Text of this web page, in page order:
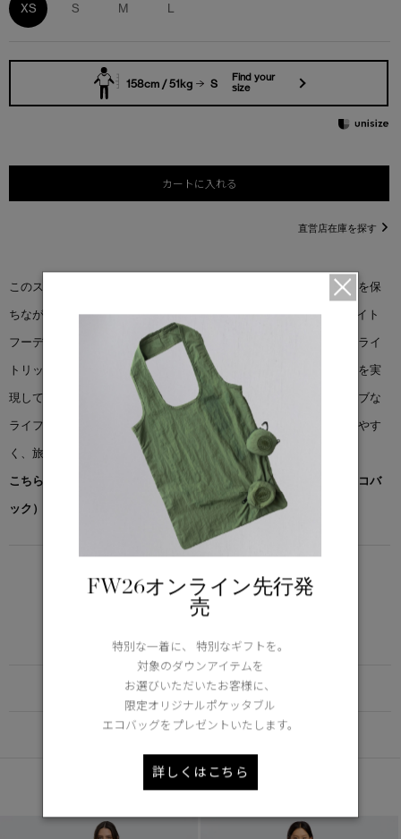
XS S M L
158cm / 51kg S
Find your
size
カートに入れる
直営店在庫を探す
このスリムフィットのフーディーは、軽量で通気性があり、暖かさを保
ちながら、パフォーマンスの限界に挑みます。 「ハイブリッジ® ライト
フーディー」をカナダグースの多機能性素材、リサイクルフェザーライ
トリップストップでアップデート。優れた耐久性、軽量性、保温性を実
現しています。季節の変わり目に最適なこのアイテムは、アクティブな
ライフスタイルをサポートします。気温が下がったときに重ね着しやす
く、旅行の際はコンパクトに収納できます。
こちらの商品には先着でノベルティー（オリジナルポケッタブルエコバ
ック）をプレゼント。※なくなり次第終了となります。
5°C / -5°C
アクティブな活動に適した軽さ
Learn more about TEI
FUNCTION
DETAIL
あなたへのおすすめ
FW26オンライン先行発
売
特別な一着に、 特別なギフトを。
対象のダウンアイテムを
お選びいただいたお客様に、
限定オリジナルポケッタブル
エコバッグをプレゼントいたします。
詳しくはこちら